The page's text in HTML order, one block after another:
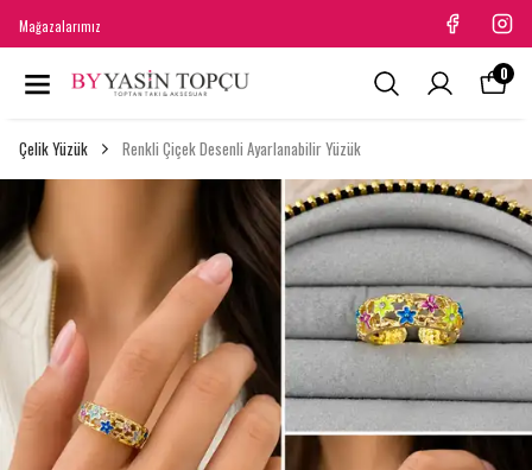
Mağazalarımız
0
Çelik Yüzük Renkli Çiçek Desenli Ayarlanabilir Yüzük